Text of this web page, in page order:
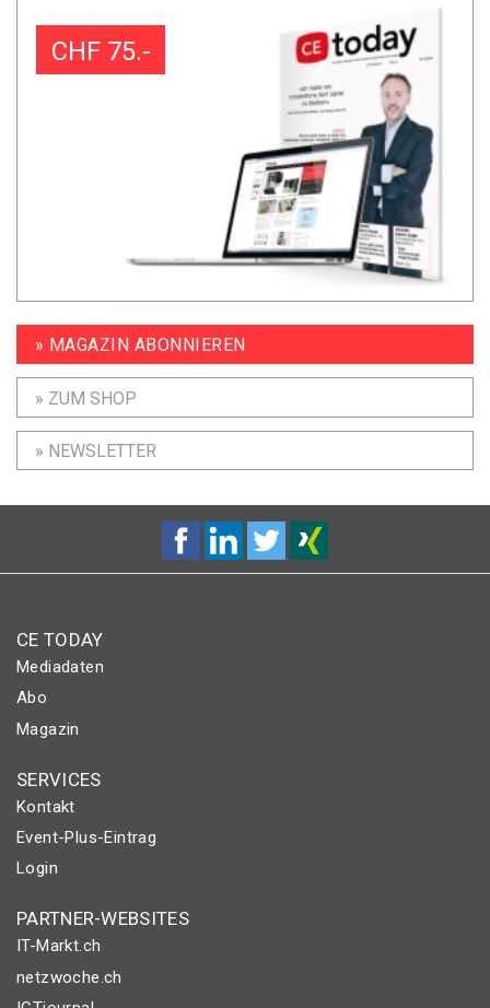
CHF 75.-
» MAGAZIN ABONNIEREN
» ZUM SHOP
» NEWSLETTER
CE TODAY
Mediadaten
Abo
Magazin
SERVICES
Kontakt
Event-Plus-Eintrag
Login
PARTNER-WEBSITES
IT-Markt.ch
netzwoche.ch